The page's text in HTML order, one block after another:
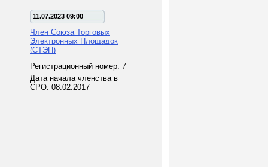
11.07.2023 09:00
Член Союза Торговых
Электронных Площадок
(СТЭП)
Регистрационный номер: 7
Дата начала членства в
СРО: 08.02.2017